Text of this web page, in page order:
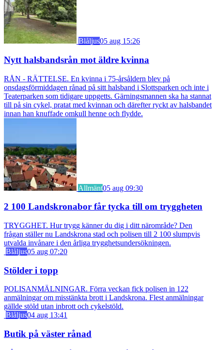
Blåljus05 aug 15:26
Nytt halsbandsrån mot äldre kvinna
RÅN - RÄTTELSE. En kvinna i 75-årsåldern blev på
onsdagsförmiddagen rånad på sitt halsband i Slottsparken och inte i
Teaterparken som tidigare uppgetts. Gärningsmannen ska ha stannat
till på sin cykel, pratat med kvinnan och därefter ryckt av halsbandet
innan han knuffade omkull henne och flydde.
Allmänt05 aug 09:30
2 100 Landskronabor får tycka till om tryggheten
TRYGGHET. Hur trygg känner du dig i ditt närområde? Den
frågan ställer nu Landskrona stad och polisen till 2 100 slumpvis
utvalda invånare i den årliga trygghetsundersökningen.
Blåljus05 aug 07:20
Stölder i topp
POLISANMÄLNINGAR. Förra veckan fick polisen in 122
anmälningar om misstänkta brott i Landskrona. Flest anmälningar
gällde stöld utan inbrott och cykelstöld.
Blåljus04 aug 13:41
Butik på väster rånad